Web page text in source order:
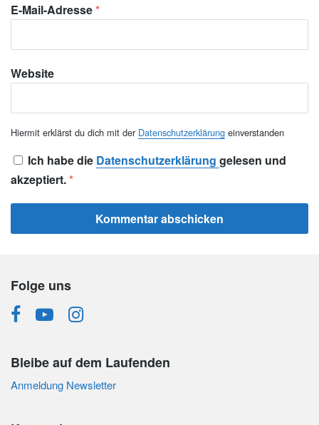
E-Mail-Adresse*
Website
Hiermit erklärst du dich mit der Datenschutzerklärung einverstanden
Ich habe die Datenschutzerklärung gelesen und
akzeptiert.*
Folge uns
Bleibe auf dem Laufenden
Anmeldung Newsletter